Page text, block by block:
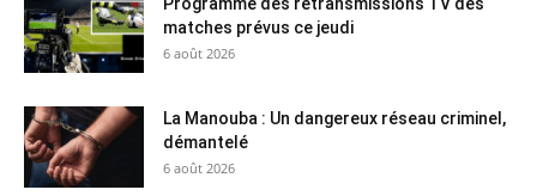
matches prévus ce jeudi
6 août 2026
La Manouba : Un dangereux réseau criminel,
démantelé
6 août 2026